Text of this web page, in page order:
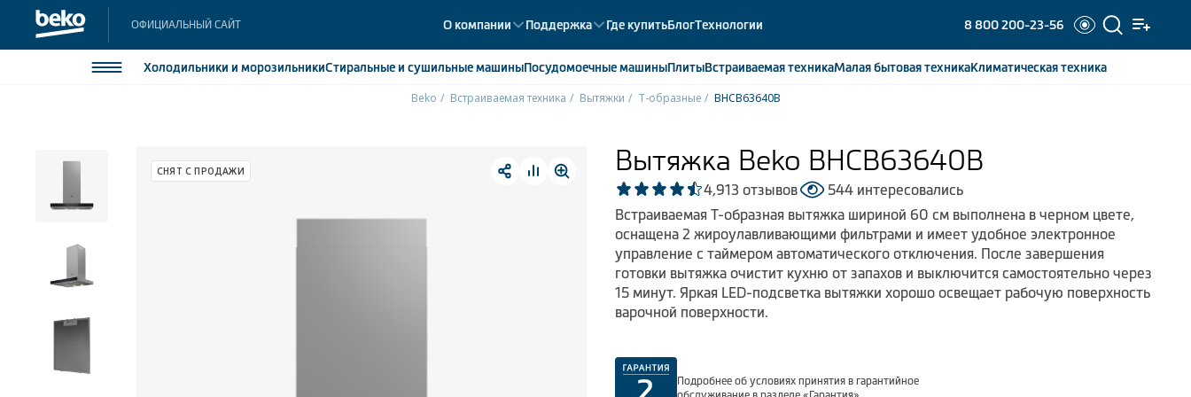
ОФИЦИАЛЬНЫЙ САЙТ О компании Поддержка Где купитьБлогТехнологии 8 800 200-23-56
Холодильники и морозильникиСтиральные и сушильные машиныПосудомоечныемашиныПлитыВстраиваемаятехникаМалая бытоваятехникаКлиматическаятехника
Стиральные и сушильные машины
Малая бытовая техника
Климатическая техника
Beko Встраиваемая техника Вытяжки Т-образные BHCB63640B
СНЯТ С ПРОДАЖИ Вытяжка Beko BHCB63640B
4,913 отзывов
544 интересовались
Встраиваемая Т-образная вытяжка шириной 60 см выполнена в черном цвете,
оснащена 2 жироулавливающими фильтрами и имеет удобное электронное
управление с таймером автоматического отключения. После завершения
готовки вытяжка очистит кухню от запахов и выключится самостоятельно через
15 минут. Яркая LED-подсветка вытяжки хорошо освещает рабочую поверхность
варочной поверхности.
Подробнее об условиях принятия в гарантийное